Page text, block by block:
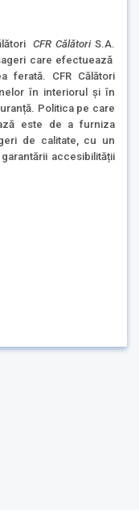
CFR CălătoriS.A.
care efectuează
ferată. CFR Călători
în interiorul şi în
Politica pe care
este de a furniza
de calitate, cu un
accesibilității